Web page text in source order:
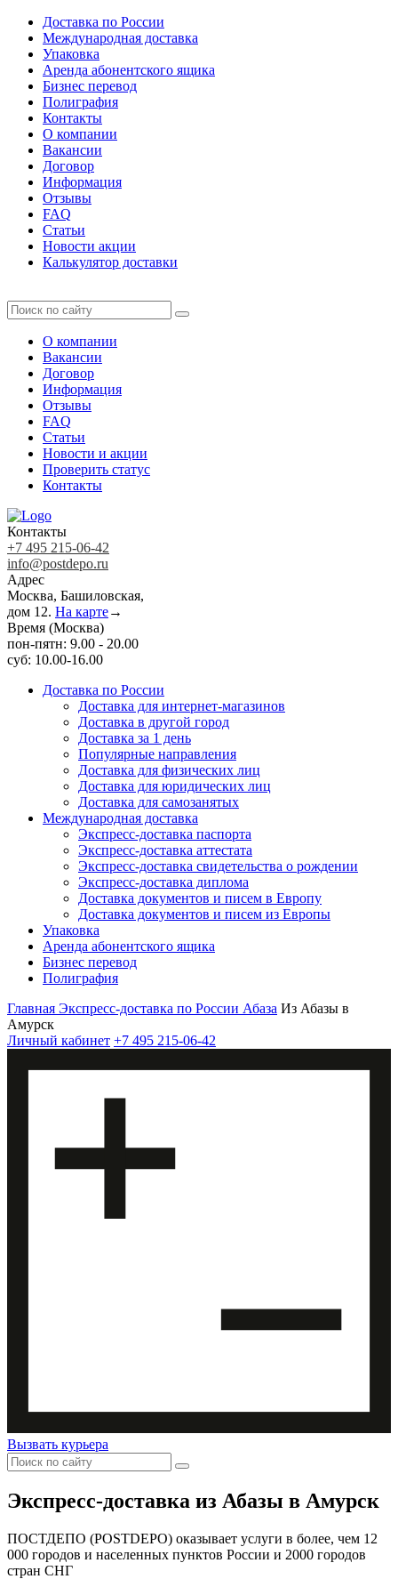
Доставка по России
Международная доставка
Упаковка
Аренда абонентского ящика
Бизнес перевод
Полиграфия
Контакты
О компании
Вакансии
Договор
Информация
Отзывы
FAQ
Статьи
Новости акции
Калькулятор доставки
О компании
Вакансии
Договор
Информация
Отзывы
FAQ
Статьи
Новости и акции
Проверить статус
Контакты
Контакты
+7 495 215-06-42
info@postdepo.ru
Адрес
Москва, Башиловская,
дом 12. На карте→
Время (Москва)
пон-пятн: 9.00 - 20.00
суб: 10.00-16.00
Доставка по России
Доставка для интернет-магазинов
Доставка в другой город
Доставка за 1 день
Популярные направления
Доставка для физических лиц
Доставка для юридических лиц
Доставка для самозанятых
Международная доставка
Экспресс-доставка паспорта
Экспресс-доставка аттестата
Экспресс-доставка свидетельства о рождении
Экспресс-доставка диплома
Доставка документов и писем в Европу
Доставка документов и писем из Европы
Упаковка
Аренда абонентского ящика
Бизнес перевод
Полиграфия
Главная Экспресс-доставка по России Абаза Из Абазы в
Амурск
Личный кабинет +7 495 215-06-42
Вызвать курьера
Экспресс-доставка из Абазы в Амурск
ПОСТДЕПО (POSTDEPO) оказывает услуги в более, чем 12
000 городов и населенных пунктов России и 2000 городов
стран СНГ